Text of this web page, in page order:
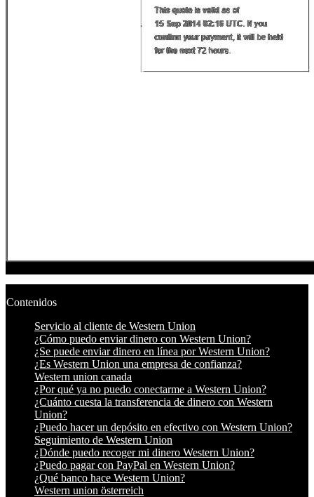
Contenidos
Servicio al cliente de Western Union
¿Cómo puedo enviar dinero con Western Union?
¿Se puede enviar dinero en línea por Western Union?
¿Es Western Union una empresa de confianza?
Western union canada
¿Por qué ya no puedo conectarme a Western Union?
¿Cuánto cuesta la transferencia de dinero con Western
Union?
¿Puedo hacer un depósito en efectivo con Western Union?
Seguimiento de Western Union
¿Dónde puedo recoger mi dinero Western Union?
¿Puedo pagar con PayPal en Western Union?
¿Qué banco hace Western Union?
Western union österreich